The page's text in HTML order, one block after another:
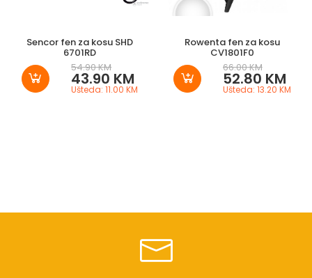
Sencor fen za kosu SHD
6701RD
54.90 KM
43.90 KM
Ušteda: 11.00 KM
Rowenta fen za kosu
CV1801F0
66.00 KM
52.80 KM
Ušteda: 13.20 KM